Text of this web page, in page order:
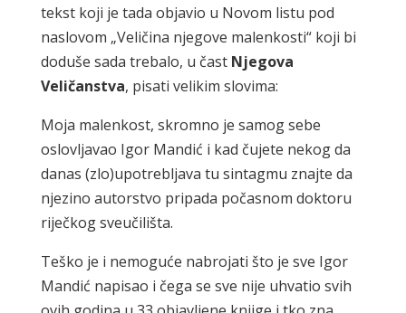
tekst koji je tada objavio u Novom listu pod
naslovom „Veličina njegove malenkosti“ koji bi
doduše sada trebalo, u čast Njegova
Veličanstva, pisati velikim slovima:
Moja malenkost, skromno je samog sebe
oslovljavao Igor Mandić i kad čujete nekog da
danas (zlo)upotrebljava tu sintagmu znajte da
njezino autorstvo pripada počasnom doktoru
riječkog sveučilišta.
Teško je i nemoguće nabrojati što je sve Igor
Mandić napisao i čega se sve nije uhvatio svih